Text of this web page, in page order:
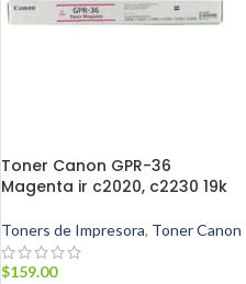
Toner Canon GPR-36
Magenta ir c2020, c2230 19k
Toners de Impresora, Toner Canon
$159.00